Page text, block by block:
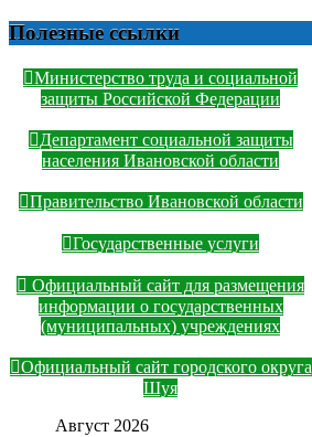
Полезные ссылки
Министерство труда и социальной
защиты Российской Федерации
Департамент социальной защиты
населения Ивановской области
Правительство Ивановской области
Государственные услуги
Официальный сайт для размещения
информации о государственных
(муниципальных) учреждениях
Официальный сайт городского округа
Шуя
Август 2026